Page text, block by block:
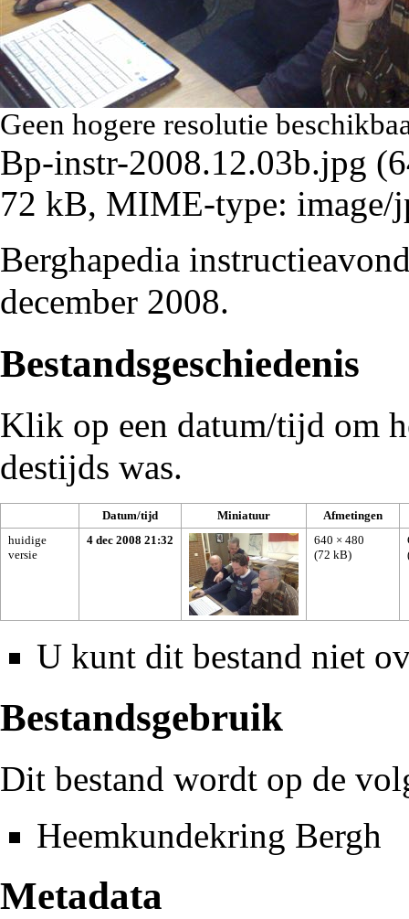
Geen hogere resolutie
Bp-instr-2008.12.03b.jpg
72 kB, MIME-type: image/
Berghapedia
december 2008.
Bestandsgeschiedenis
Klik op een datum/tijd om
destijds was.
Datum/tijd Miniatuur
Afmetingen
huidige
versie
4 dec 2008 21:32
640 × 480
(72 kB)
U kunt dit bestand niet
Bestandsgebruik
Dit bestand wordt op de
Heemkundekring Bergh
Metadata